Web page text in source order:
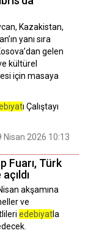
Kazakistan,
yanı sıra
gelen
kültürel
için masaya
ı Çalıştayı
Nisan 2026 10:13
Fuarı, Türk
akşamına
ve
edebiyatla